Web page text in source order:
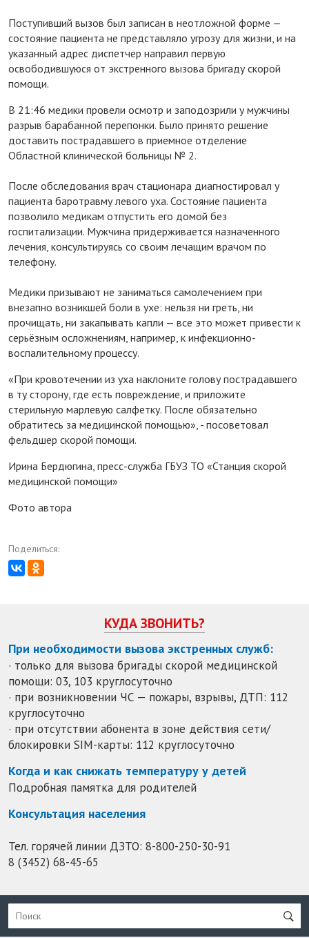
Поступивший вызов был записан в неотложной форме —
состояние пациента не представляло угрозу для жизни, и на
указанный адрес диспетчер направил первую
освободившуюся от экстренного вызова бригаду скорой
помощи.
В 21:46 медики провели осмотр и заподозрили у мужчины
разрыв барабанной перепонки. Было принято решение
доставить пострадавшего в приемное отделение
Областной клинической больницы № 2.
После обследования врач стационара диагностировал у
пациента баротравму левого уха. Состояние пациента
позволило медикам отпустить его домой без
госпитализации. Мужчина придерживается назначенного
лечения, консультируясь со своим лечащим врачом по
телефону.
Медики призывают не заниматься самолечением при
внезапно возникшей боли в ухе: нельзя ни греть, ни
прочищать, ни закапывать капли — все это может привести к
серьёзным осложнениям, например, к инфекционно-
воспалительному процессу.
«При кровотечении из уха наклоните голову пострадавшего
в ту сторону, где есть повреждение, и приложите
стерильную марлевую салфетку. После обязательно
обратитесь за медицинской помощью», - посоветовал
фельдшер скорой помощи.
Ирина Бердюгина, пресс-служба ГБУЗ ТО «Станция скорой
медицинской помощи»
Фото автора
Поделиться:
КУДА ЗВОНИТЬ?
При необходимости вызова экстренных служб:
· только для вызова бригады скорой медицинской
помощи: 03, 103 круглосуточно
· при возникновении ЧС — пожары, взрывы, ДТП: 112
круглосуточно
· при отсутствии абонента в зоне действия сети/
блокировки SIM-карты: 112 круглосуточно
Когда и как снижать температуру у детей
Подробная памятка для родителей
Консультация населения
Тел. горячей линии ДЗТО: 8-800-250-30-91
8 (3452) 68-45-65